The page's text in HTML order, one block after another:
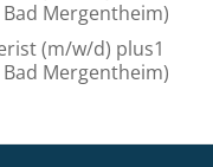
Mergentheim)
(m/w/d) plus1
Mergentheim)